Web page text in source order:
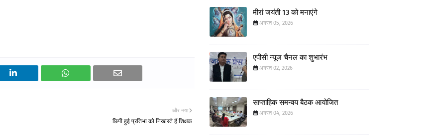
और नया
छिपी हुई प्रतिभा को निखारते हैं शिक्षक
मीरां जयंती 13 को मनाएंगे
अगस्त 05, 2026
एपीसी न्यूज चैनल का शुभारंभ
अगस्त 02, 2026
साप्ताहिक समन्वय बैठक आयोजित
अगस्त 04, 2026